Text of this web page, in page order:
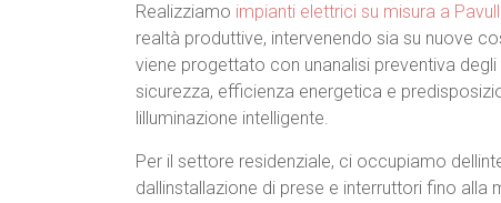
Realizziamo impianti elettrici su misura a
realtà produttive, intervenendo sia su nuove
viene progettato con unanalisi preventiva
sicurezza, efficienza energetica e
lilluminazione intelligente.
Per il settore residenziale, ci occupiamo
dallinstallazione di prese e interruttori fino